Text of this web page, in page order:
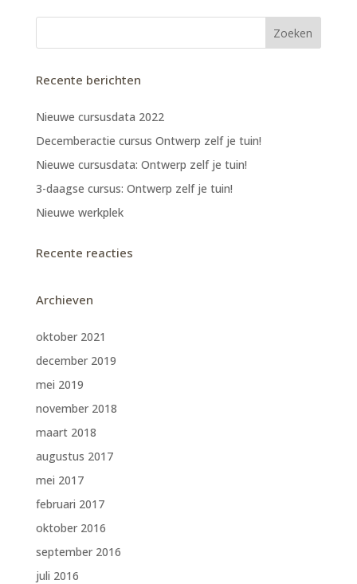
Recente berichten
Nieuwe cursusdata 2022
Decemberactie cursus Ontwerp zelf je tuin!
Nieuwe cursusdata: Ontwerp zelf je tuin!
3-daagse cursus: Ontwerp zelf je tuin!
Nieuwe werkplek
Recente reacties
Archieven
oktober 2021
december 2019
mei 2019
november 2018
maart 2018
augustus 2017
mei 2017
februari 2017
oktober 2016
september 2016
juli 2016